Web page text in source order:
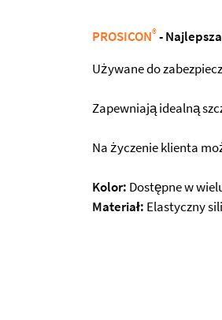
PROSICON®-
Używane do
Zapewniają idealną
Na życzenie klienta
Kolor: Dostępne w
Materiał: Elastyczny